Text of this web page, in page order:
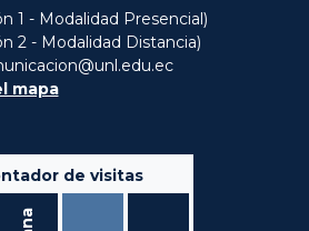
1 - Modalidad Presencial)
2 - Modalidad Distancia)
mapa
de visitas